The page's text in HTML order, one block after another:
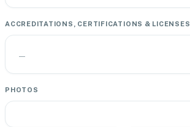
ACCREDITATIONS, CERTIFICATIONS & LICENSES
—
PHOTOS